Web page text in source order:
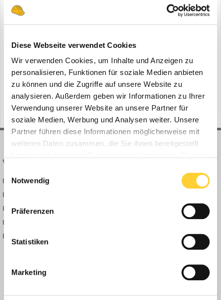
Diese Webseite verwendet Cookies
Wir verwenden Cookies, um Inhalte und Anzeigen zu
personalisieren, Funktionen für soziale Medien anbieten
zu können und die Zugriffe auf unsere Website zu
analysieren. Außerdem geben wir Informationen zu Ihrer
Verwendung unserer Website an unsere Partner für
soziale Medien, Werbung und Analysen weiter. Unsere
Partner führen diese Informationen möglicherweise mit
weiteren Daten zusammen, die Sie ihnen bereitgestellt
Notwendig
Präferenzen
Statistiken
Marketing
Uns packt der WAHNSINN! Wir gönnen unserem 100 TONNEN
MONSTER artgerechte Haltung! Die CAT D11 mit 900 PS im
Vergleich mit der D3!!! Wir schieben um die Wette...wer macht wohl
das RENNEN 😉 ► Bauforum24 TV Youtube Kanal
11. April 2019 cat caterpillar (und 15 weitere)
Bauforum24 News
Bauforum24 TV
BF24 Mediathek
BF24 Fotostrecken
Bauforum Shop